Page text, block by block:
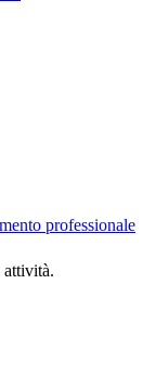
professionale
attività.